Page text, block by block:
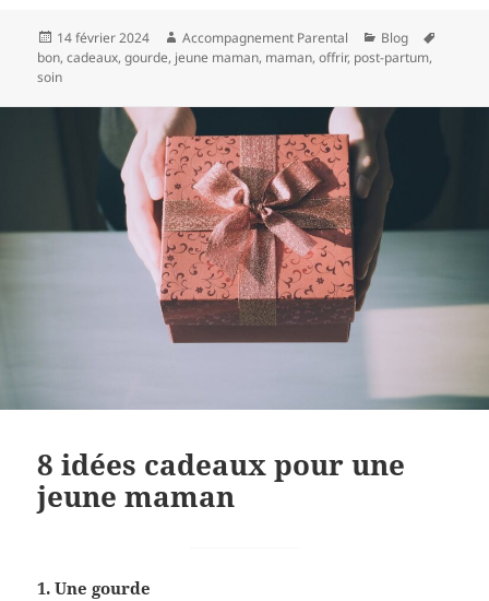
14 février 2024 Accompagnement Parental
Blog
bon,cadeaux,gourde, jeune maman, maman,offrir, post-partum,
soin
8 idées cadeaux pour une
jeune maman
1. Une gourde